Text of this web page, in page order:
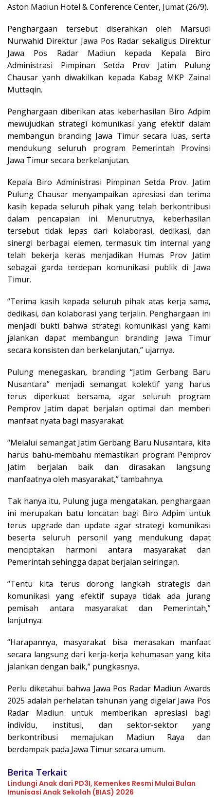
Aston Madiun Hotel & Conference Center, Jumat (26/9).
Penghargaan tersebut diserahkan oleh Marsudi
Nurwahid Direktur Jawa Pos Radar sekaligus Direktur
Jawa Pos Radar Madiun kepada Kepala Biro
Administrasi Pimpinan Setda Prov Jatim Pulung
Chausar yanh diwakilkan kepada Kabag MKP Zainal
Muttaqin.
Penghargaan diberikan atas keberhasilan Biro Adpim
mewujudkan strategi komunikasi yang efektif dalam
membangun branding Jawa Timur secara luas, serta
mendukung seluruh program Pemerintah Provinsi
Jawa Timur secara berkelanjutan.
Kepala Biro Administrasi Pimpinan Setda Prov. Jatim
Pulung Chausar menyampaikan apresiasi dan terima
kasih kepada seluruh pihak yang telah berkontribusi
dalam pencapaian ini. Menurutnya, keberhasilan
tersebut tidak lepas dari kolaborasi, dedikasi, dan
sinergi berbagai elemen, termasuk tim internal yang
telah bekerja keras menjadikan Humas Prov Jatim
sebagai garda terdepan komunikasi publik di Jawa
Timur.
“Terima kasih kepada seluruh pihak atas kerja sama,
dedikasi, dan kolaborasi yang terjalin. Penghargaan ini
menjadi bukti bahwa strategi komunikasi yang kami
jalankan dapat membangun branding Jawa Timur
secara konsisten dan berkelanjutan,” ujarnya.
Pulung menegaskan, branding “Jatim Gerbang Baru
Nusantara” menjadi semangat kolektif yang harus
terus diperkuat bersama, agar seluruh program
Pemprov Jatim dapat berjalan optimal dan memberi
manfaat nyata bagi masyarakat.
“Melalui semangat Jatim Gerbang Baru Nusantara, kita
harus bahu-membahu memastikan program Pemprov
Jatim berjalan baik dan dirasakan langsung
manfaatnya oleh masyarakat,” tambahnya.
Tak hanya itu, Pulung juga mengatakan, penghargaan
ini merupakan batu loncatan bagi Biro Adpim untuk
terus upgrade dan update agar strategi komunikasi
beserta seluruh personil yang mendukung dapat
menciptakan harmoni antara masyarakat dan
Pemerintah sehingga dapat berjalan seiringan.
“Tentu kita terus dorong langkah strategis dan
komunikasi yang efektif supaya tidak ada jurang
pemisah antara masyarakat dan Pemerintah,”
lanjutnya.
“Harapannya, masyarakat bisa merasakan manfaat
secara langsung dari kerja-kerja kehumasan yang kita
jalankan dengan baik,” pungkasnya.
Perlu diketahui bahwa Jawa Pos Radar Madiun Awards
2025 adalah perhelatan tahunan yang digelar Jawa Pos
Radar Madiun untuk memberikan apresiasi bagi
individu, institusi, dan sektor-sektor yang
berkontribusi memajukan Madiun Raya dan
berdampak pada Jawa Timur secara umum.
Berita Terkait
Lindungi Anak dari PD3I, Kemenkes Resmi Mulai Bulan
Imunisasi Anak Sekolah (BIAS) 2026